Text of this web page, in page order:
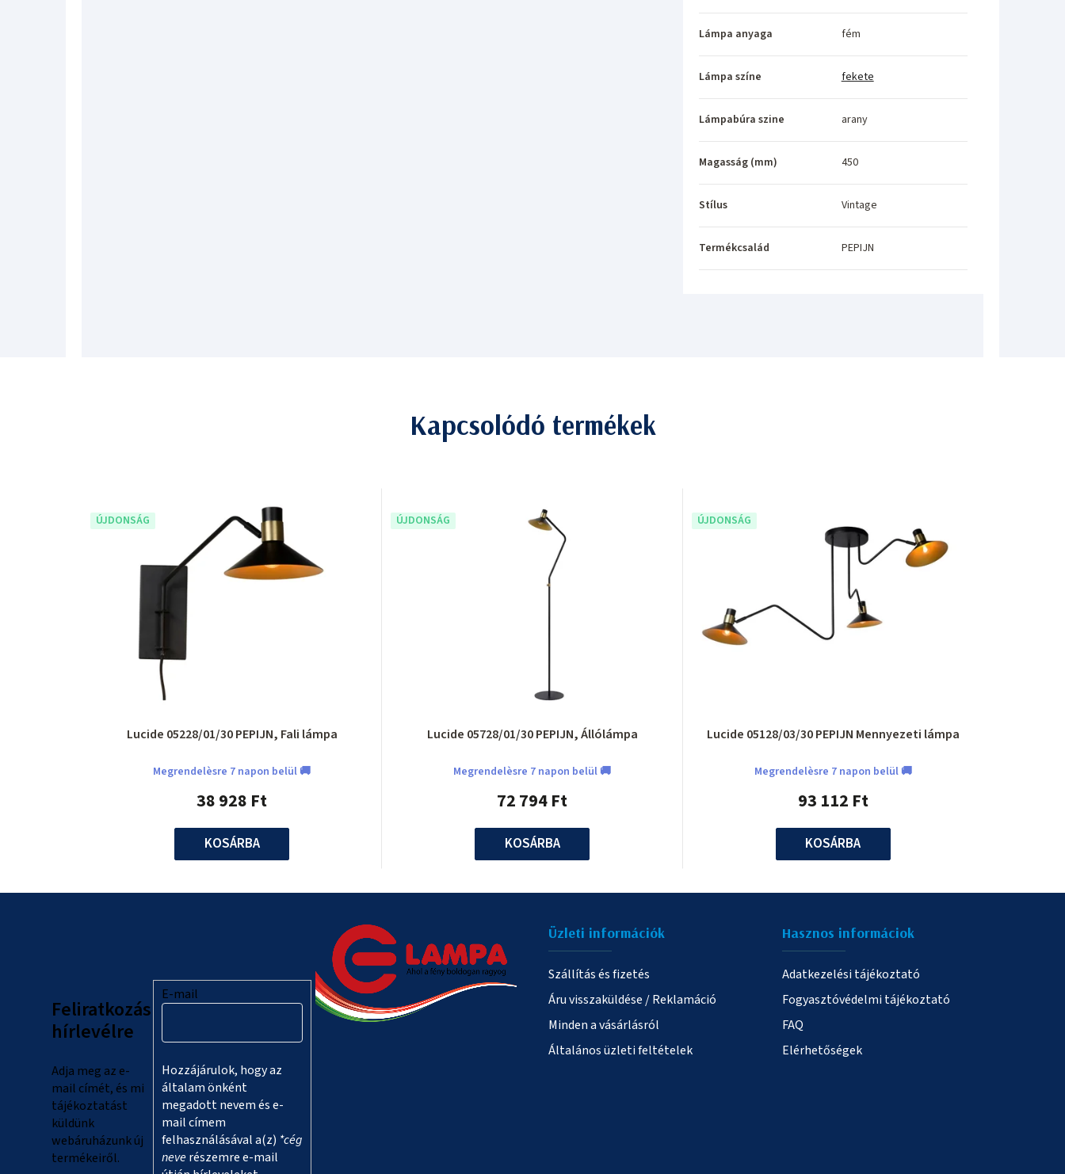
Lámpa anyaga fém
Lámpa színe fekete
Lámpabúra szine arany
Magasság (mm) 450
Stílus Vintage
Termékcsalád PEPIJN
Kapcsolódó termékek
ÚJDONSÁG
Lucide 05228/01/30 PEPIJN, Fali lámpa
Megrendelèsre 7 napon belül 🚚
38 928 Ft
KOSÁRBA
ÚJDONSÁG
Lucide 05728/01/30 PEPIJN, Állólámpa
Megrendelèsre 7 napon belül 🚚
72 794 Ft
KOSÁRBA
ÚJDONSÁG
Lucide 05128/03/30 PEPIJN Mennyezeti lámpa
Megrendelèsre 7 napon belül 🚚
93 112 Ft
KOSÁRBA
Feliratkozás
hírlevélre
Adja meg az e-
mail címét, és mi
tájékoztatást
küldünk
webáruházunk új
termékeiről.
E-mail
Hozzájárulok, hogy az
általam önként
megadott nevem és e-
mail címem
felhasználásával a(z) *cég
neverészemre e-mail
Üzleti információk
Szállítás és fizetés
Áru visszaküldése / Reklamáció
Minden a vásárlásról
Általános üzleti feltételek
Hasznos informáciok
Adatkezelési tájékoztató
Fogyasztóvédelmi tájékoztató
FAQ
Elérhetőségek